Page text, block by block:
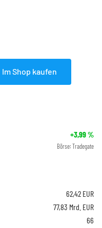
Im Shop kaufen
+3,99%
Börse: Tradegate
62,42 EUR
77,83 Mrd. EUR
66